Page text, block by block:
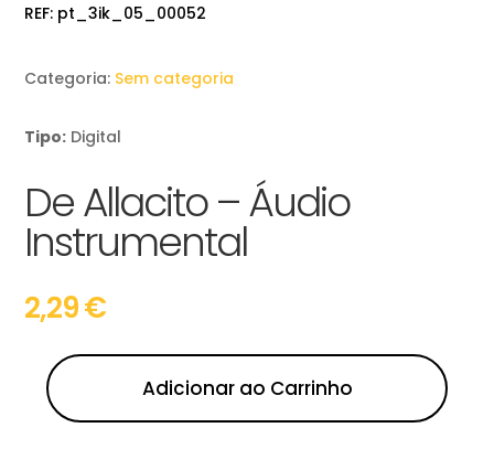
REF: pt_3ik_05_00052
Categoria: Sem categoria
Tipo: Digital
De Allacito – Áudio
Instrumental
2,29€
Adicionar ao Carrinho